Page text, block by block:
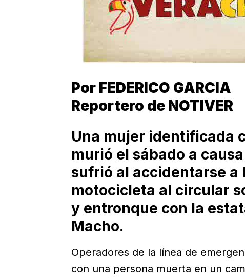
Por FEDERICO GARCIA
Reportero de NOTIVER
Una mujer identificada
murió el sábado a
sufrió al accidentarse a
motocicleta al circular
y entronque con la
Macho.
Operadores de la línea de
con una persona muerta en un